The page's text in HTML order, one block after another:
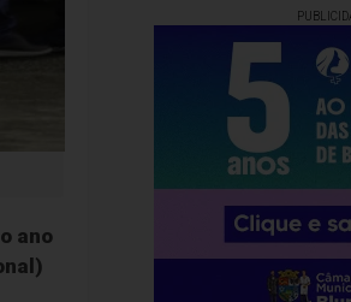
ano